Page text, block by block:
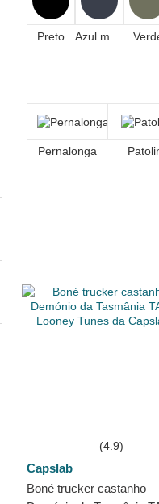
Preto
Pernalonga
(4.9)
Capslab
Boné trucker castanho